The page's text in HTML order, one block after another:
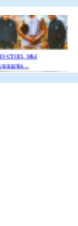
стоп, мы